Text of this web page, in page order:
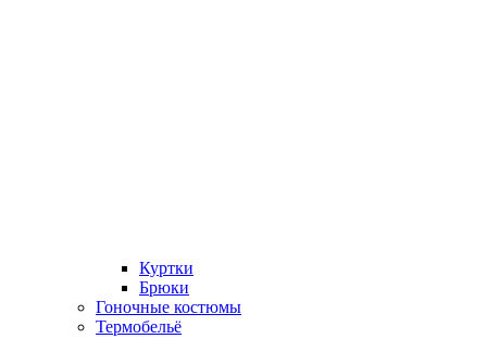
Куртки
Брюки
Гоночные костюмы
Термобельё